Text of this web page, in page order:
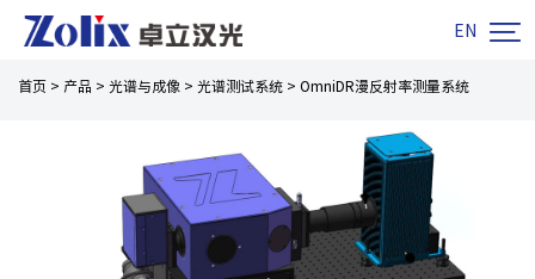
EN 
首页 > 产品 > 光谱与成像 > 光谱测试系统 > OmniDR漫反射率测量系统